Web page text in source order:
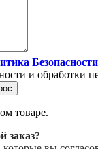
Безопасности
и обработки
товаре.
заказ?